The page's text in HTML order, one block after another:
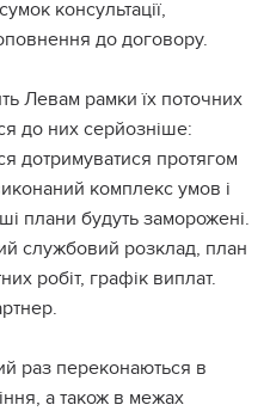
консультації,
до договору.
Левам рамки їх поточних
до них серйозніше:
дотримуватися протягом
комплекс умов і
плани будуть заморожені.
службовий розклад, план
робіт, графік виплат.
раз переконаються в
а також в межах